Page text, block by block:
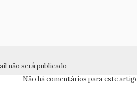
não será publicado
Não há comentários para este